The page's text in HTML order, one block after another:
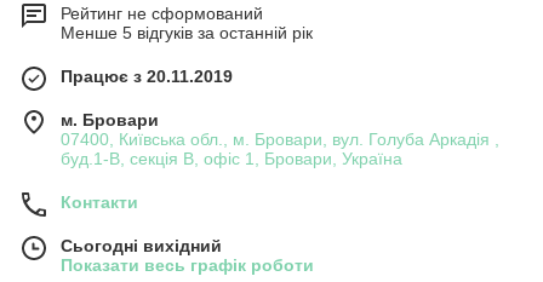
Рейтинг не сформований
Менше 5 відгуків за останній рік
Працює з 20.11.2019
м. Бровари
07400, Київська обл., м. Бровари, вул. Голуба Аркадія ,
буд.1-В, секція В, офіс 1, Бровари, Україна
Контакти
Сьогодні вихідний
Показати весь графік роботи